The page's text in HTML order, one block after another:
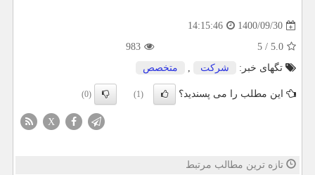
1400/09/30
14:15:46
5.0
/
5
983
تگهای خبر:
شركت , متخصص
این مطلب را می پسندید؟ (1)
(0)
X
تازه ترین مطالب مرتبط